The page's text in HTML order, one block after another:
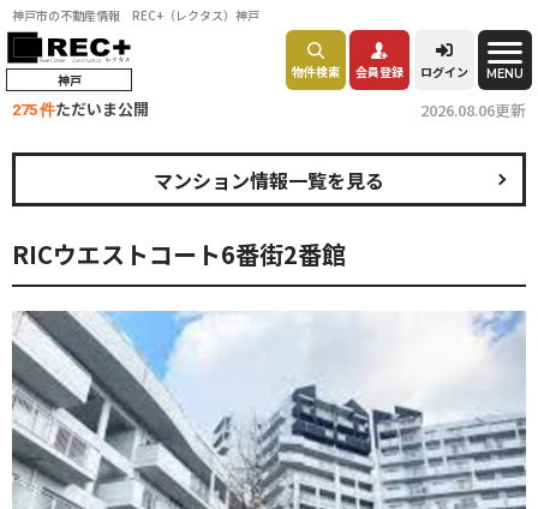
神戸市の不動産情報 REC+（レクタス）神戸
神戸 物件検索 会員登録 ログイン MENU
275 件ただいま公開 2026.08.06更新
RICウエストコート6番街2番館
マンション情報一覧を見る